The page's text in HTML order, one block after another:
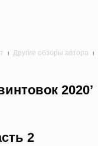
Другие обзоры автора
2020’
2